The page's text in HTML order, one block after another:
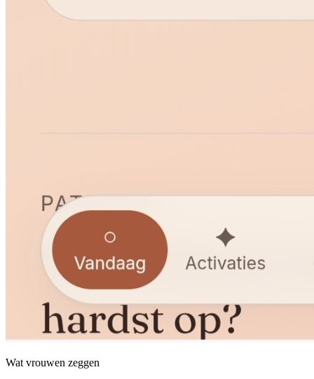
Wat vrouwen zeggen